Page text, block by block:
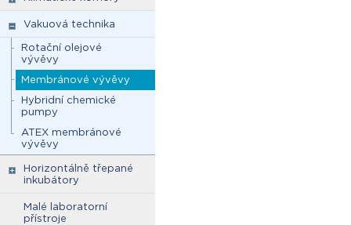
Vakuová technika
Rotační olejové
vývěvy
Membránové vývěvy
Hybridní chemické
pumpy
ATEX membránové
vývěvy
Horizontálně třepané
inkubátory
Malé laboratorní
přístroje